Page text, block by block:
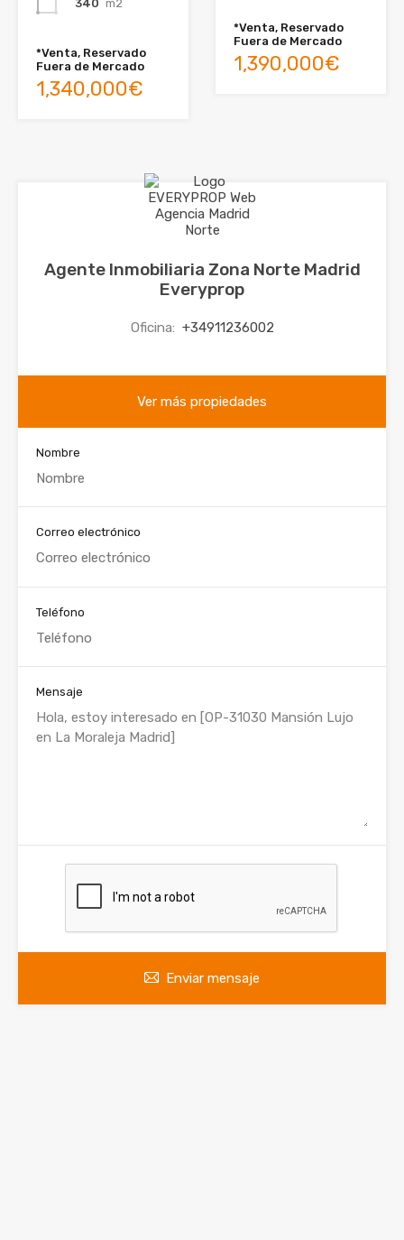
340 m2
*Venta, Reservado
Fuera de Mercado
1,340,000€
*Venta, Reservado
Fuera de Mercado
1,390,000€
Agente Inmobiliaria Zona Norte Madrid
Everyprop
Oficina: +34911236002
Ver más propiedades
Nombre
Correo electrónico
Teléfono
Mensaje
Enviar mensaje